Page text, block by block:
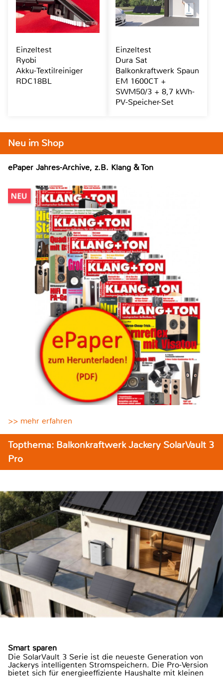
Neu im Shop
ePaper Jahres-Archive, z.B. Klang & Ton
>> mehr erfahren
Topthema: Balkonkraftwerk Jackery SolarVault 3
Pro
Smart sparen
Die SolarVault 3 Serie ist die neueste Generation von
Jackerys intelligenten Stromspeichern. Die Pro-Version
bietet sich für energieeffiziente Haushalte mit kleinen
Einzeltest
Ryobi
Akku-Textilreiniger
RDC18BL
Einzeltest
Dura Sat
Balkonkraftwerk Spaun
EM 1600CT +
SWM50/3 + 8,7 kWh-
PV-Speicher-Set